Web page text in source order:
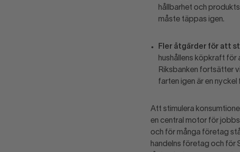
hållbarhet och
måste täppas igen.
Fler åtgärder för att
hushållens köpkraft
Riksbanken fortsätter
farten igen är en
Att stimulera
en central motor för
och för många företag
handelns företag och för